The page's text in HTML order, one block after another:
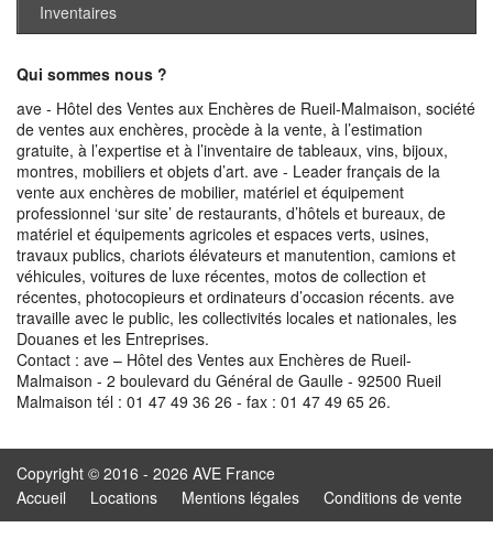
Inventaires
Qui sommes nous ?
ave - Hôtel des Ventes aux Enchères de Rueil-Malmaison, société
de ventes aux enchères, procède à la vente, à l’estimation
gratuite, à l’expertise et à l’inventaire de tableaux, vins, bijoux,
montres, mobiliers et objets d’art. ave - Leader français de la
vente aux enchères de mobilier, matériel et équipement
professionnel ‘sur site’ de restaurants, d’hôtels et bureaux, de
matériel et équipements agricoles et espaces verts, usines,
travaux publics, chariots élévateurs et manutention, camions et
véhicules, voitures de luxe récentes, motos de collection et
récentes, photocopieurs et ordinateurs d’occasion récents. ave
travaille avec le public, les collectivités locales et nationales, les
Douanes et les Entreprises.
Contact : ave – Hôtel des Ventes aux Enchères de Rueil-
Malmaison - 2 boulevard du Général de Gaulle - 92500 Rueil
Malmaison tél : 01 47 49 36 26 - fax : 01 47 49 65 26.
Copyright © 2016 - 2026 AVE France
Accueil
Locations Mentions légales Conditions de vente